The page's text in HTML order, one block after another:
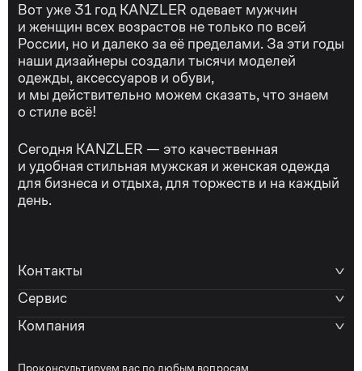
Вот уже 31 год KANZLER одевает мужчин
и женщин всех возрастов не только по всей
России, но и далеко за её пределами. За эти годы
наши дизайнеры создали тысячи моделей
одежды, аксессуаров и обуви,
и мы действительно можем сказать, что знаем
о стиле всё!
Сегодня KANZLER — это качественная
и удобная стильная мужская и женская одежда
для бизнеса и отдыха, для торжеств и на каждый
день.
Контакты
Сервис
Компания
Проконсультируем вас по любым вопросам.